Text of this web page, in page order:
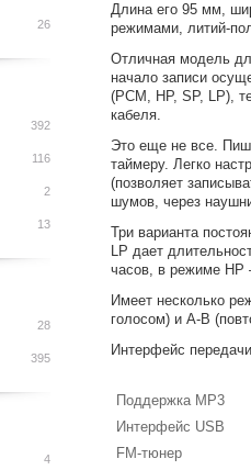
Длина его 95 мм,
режимами, литий-
Отличная модель
начало записи
(PCM, HP, SP, LP),
кабеля.
Это еще не все.
таймеру. Легко
(позволяет
шумов, через
Три варианта
LP дает
часов, в режиме HP
Имеет несколько
голосом) и A-B
Интерфейс
Поддержка MP3
Интерфейс USB
FM-тюнер
26
392
116
2
13
28
395
4